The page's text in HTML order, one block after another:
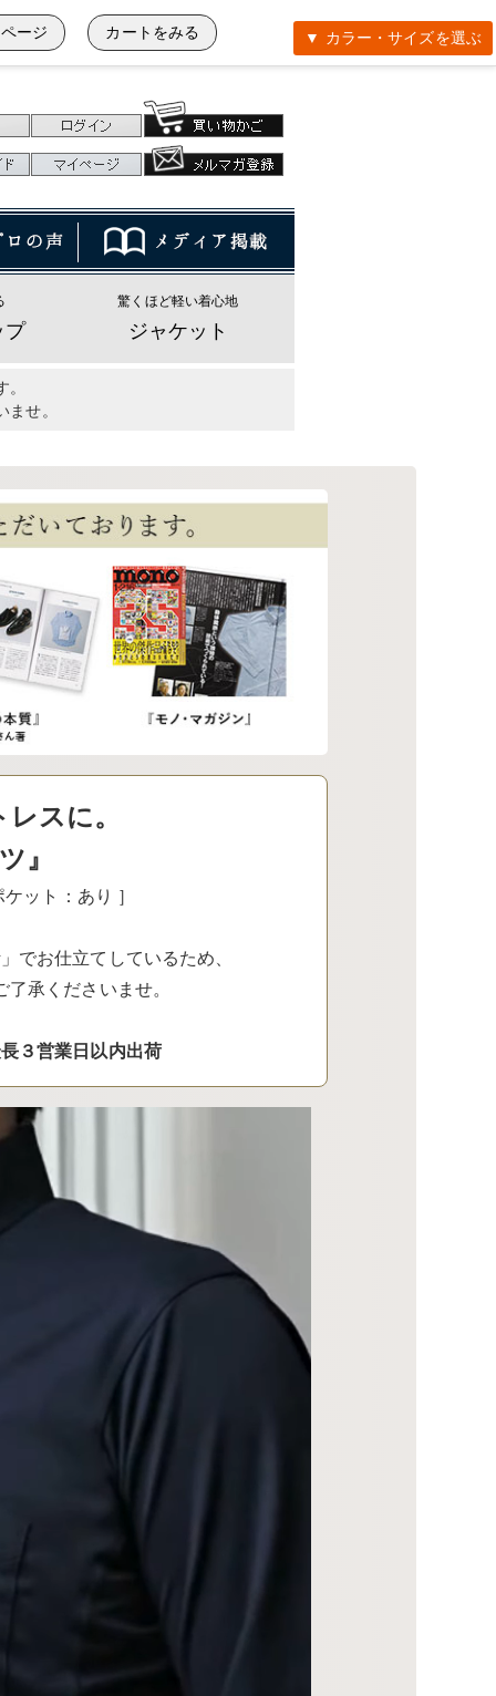
プ
驚くほど軽い着心地
ジャケット
せ。
ージ カートをみる ▼ カラー・サイズを選ぶ
スに。
』
ット：あり ］
でお仕立てしているため、
承くださいませ。
３営業日以内出荷